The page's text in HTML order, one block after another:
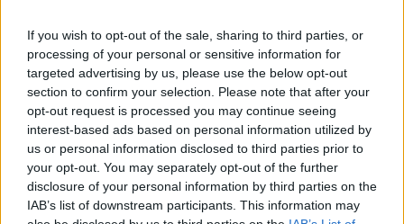
If you wish to opt-out of the sale, sharing to third parties, or
processing of your personal or sensitive information for
targeted advertising by us, please use the below opt-out
section to confirm your selection. Please note that after your
opt-out request is processed you may continue seeing
interest-based ads based on personal information utilized by
us or personal information disclosed to third parties prior to
your opt-out. You may separately opt-out of the further
disclosure of your personal information by third parties on the
IAB’s list of downstream participants. This information may